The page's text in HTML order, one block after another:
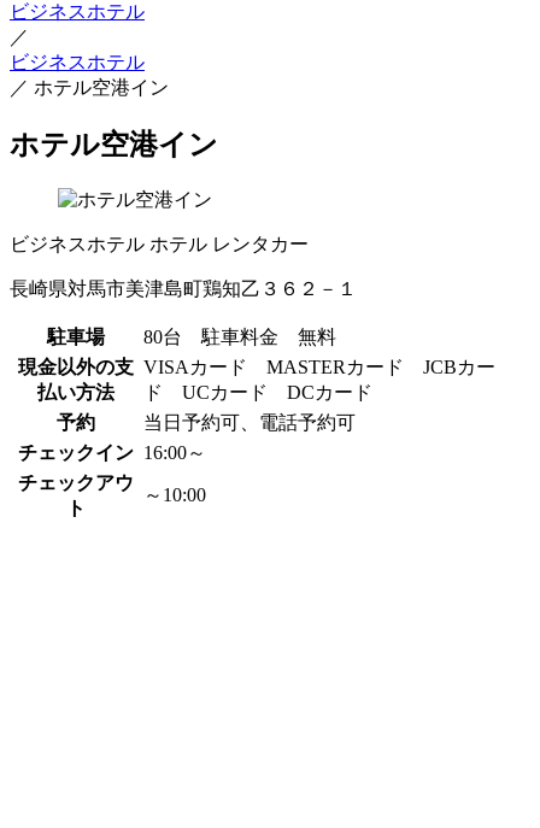
ビジネスホテル
／
ビジネスホテル
／ ホテル空港イン
ホテル空港イン
ビジネスホテル ホテル レンタカー
長崎県対馬市美津島町鶏知乙３６２－１
駐車場
80台 駐車料金 無料
現金以外の支
払い方法
VISAカード MASTERカード JCBカー
ド UCカード DCカード
予約
当日予約可、電話予約可
チェックイン 16:00～
チェックアウ
ト
～10:00